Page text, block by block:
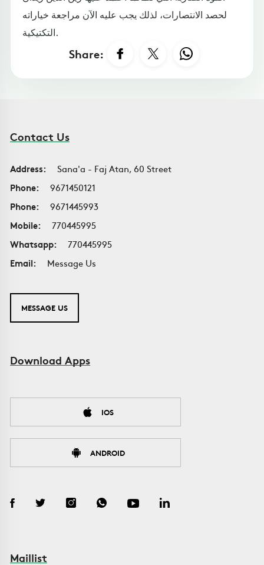
لحصد الانتصارات، لذلك يجب عليه الآن مراجعة خياراته
التكتيكية.
Share:
Contact Us
Address:
Sana'a - Faj Atan, 60 Street
Phone:
9671450121
Phone:
9671445993
Mobile:
770445995
Whatsapp:
770445995
Email:
Message Us
MESSAGE US
Download Apps
IOS
ANDROID
Maillist